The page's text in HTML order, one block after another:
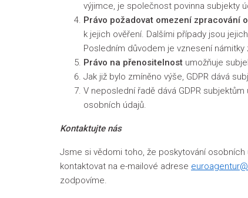
výjimce, je společnost povinna subjekty
Právo požadovat omezení zpracování
k jejich ověření. Dalšími případy jsou
Posledním důvodem je vznesení
Právo na přenositelnost umožňuje
Jak již bylo zmíněno výše, GDPR dává
V neposlední řadě dává GDPR
osobních údajů.
Kontaktujte nás
Jsme si vědomi toho, že poskytování
kontaktovat na e-mailové adrese
zodpovíme.